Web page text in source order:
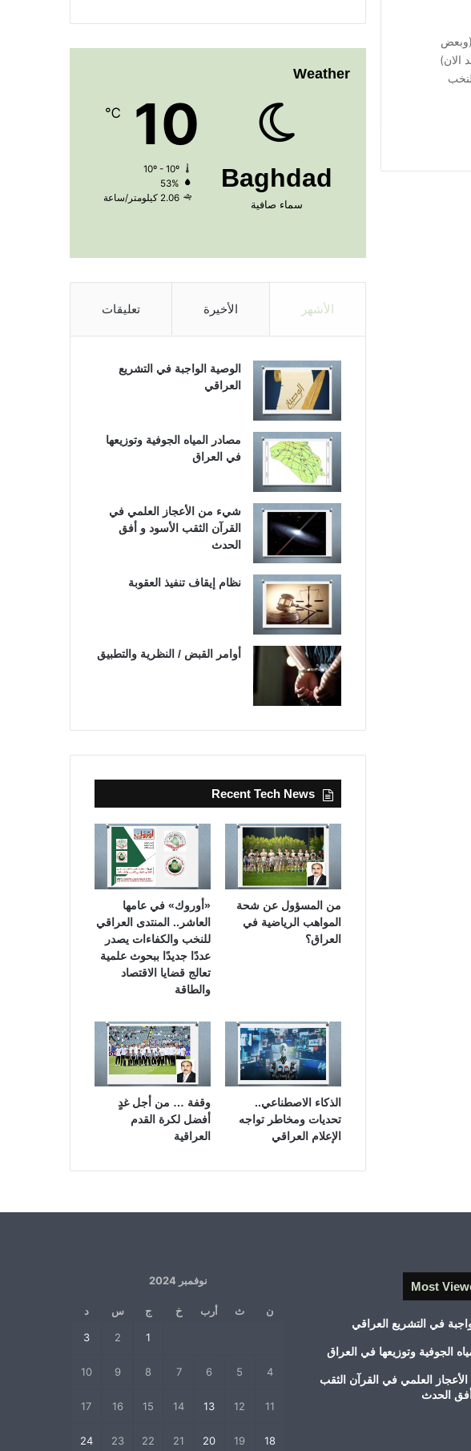
للفترة من 06/11/2021 لغاية 08/11/2024 (وبعض
الان)
Weather
Baghdad
سماء صافية
10
℃
10º - 10º
53%
2.06 كيلومتر/ساعة
الأشهر الأخيرة تعليقات
الوصية الواجبة في التشريع
العراقي
مصادر المياه الجوفية وتوزيعها
في العراق
شيء من الأعجاز العلمي في
القرآن الثقب الأسود و أفق
الحدث
نظام إيقاف تنفيذ العقوبة
أوامر القبض / النظرية والتطبيق
Recent Tech News
من المسؤول عن شحة
المواهب الرياضية في
العراق؟
«أوروك» في عامها
العاشر.. المنتدى العراقي
للنخب والكفاءات يصدر
عددًا جديدًا ببحوث علمية
تعالج قضايا الاقتصاد
والطاقة
الذكاء الاصطناعي..
تحديات ومخاطر تواجه
الإعلام العراقي
وقفة … من أجل غدٍ
أفضل لكرة القدم
العراقية
Most
في التشريع العراقي
الجوفية وتوزيعها في العراق
العلمي في القرآن الثقب
أفق الحدث
نوفمبر 2024
ن ث أرب خ ج س د
1
2
3
4
5
6
7
8
9
10
11
12
13
14
15
16
17
18
19
20
21
22
23
24